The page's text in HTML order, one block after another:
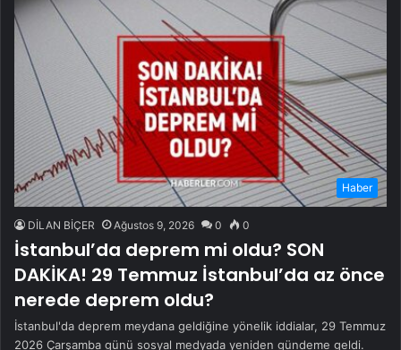
Haber
DİLAN BİÇER Ağustos 9, 2026 0 0
İstanbul’da deprem mi oldu? SON
DAKİKA! 29 Temmuz İstanbul’da az önce
nerede deprem oldu?
İstanbul'da deprem meydana geldiğine yönelik iddialar, 29 Temmuz
2026 Çarşamba günü sosyal medyada yeniden gündeme geldi.